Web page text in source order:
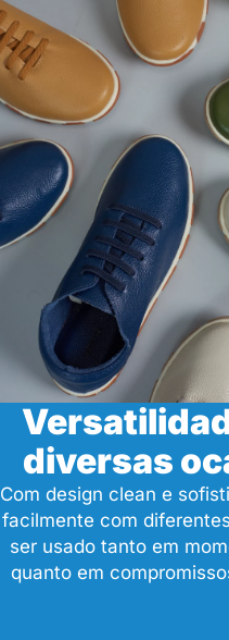
diversas
Com design clean e
facilmente com
ser usado tanto em
quanto em